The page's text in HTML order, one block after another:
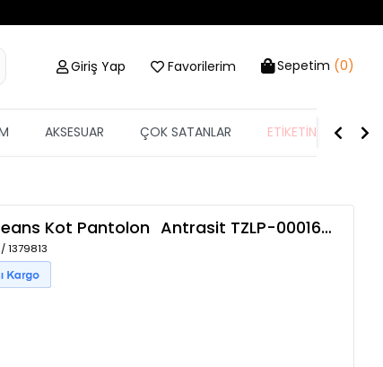
Giriş Yap Favorilerim Sepetim (0)
AKSESUAR ÇOK SATANLAR ETİKETİN YARISI
Kot Pantolon Antrasit TZLP-00016593
1379813